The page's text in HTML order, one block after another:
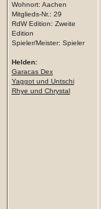
Wohnort: Aachen
Mitglieds-Nr.: 29
RdW Edition: Zweite
Edition
Spieler/Meister: Spieler
Helden:
Garacas Dex
Yaggot und Untschi
Rhye und Chrystal